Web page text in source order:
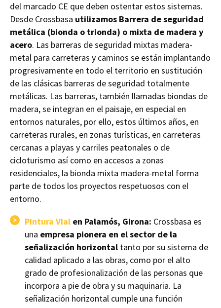
del marcado CE que deben ostentar estos sistemas.
Desde Crossbasa utilizamos Barrera de seguridad
metálica (bionda o trionda) o mixta de madera y
acero. Las barreras de seguridad mixtas madera-
metal para carreteras y caminos se están implantando
progresivamente en todo el territorio en sustitución
de las clásicas barreras de seguridad totalmente
metálicas. Las barreras, también llamadas biondas de
madera, se integran en el paisaje, en especial en
entornos naturales, por ello, estos últimos años, en
carreteras rurales, en zonas turísticas, en carreteras
cercanas a playas y carriles peatonales o de
cicloturismo así como en accesos a zonas
residenciales, la bionda mixta madera-metal forma
parte de todos los proyectos respetuosos con el
entorno.
Pintura Vial en Palamós, Girona: Crossbasa es
una empresa pionera en el sector de la
señalización horizontal tanto por su sistema de
calidad aplicado a las obras, como por el alto
grado de profesionalización de las personas que
incorpora a pie de obra y su maquinaria. La
señalización horizontal cumple una función